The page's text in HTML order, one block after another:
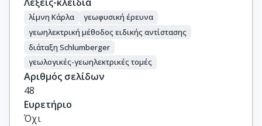
λίμνη Κάρλα
γεωφυσική έρευνα
γεωηλεκτρική μέθοδος ειδικής αντίστασης
διάταξη Schlumberger
γεωλογικές-γεωηλεκτρικές τομές
Αριθμός σελίδων
48
Ευρετήριο
Όχι